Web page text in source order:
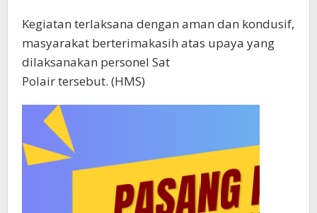
Kegiatan terlaksana dengan aman dan kondusif,
masyarakat berterimakasih atas upaya yang
dilaksanakan personel Sat
Polair tersebut. (HMS)